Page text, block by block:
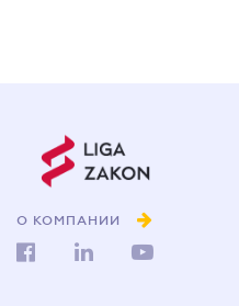
О КОМПАНИИ